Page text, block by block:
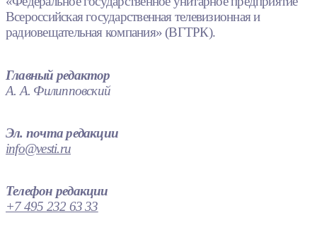
Всероссийская государственная телевизионная и
радиовещательная компания» (ВГТРК).
Главный редактор
А. А. Филипповский
Эл. почта редакции
info@vesti.ru
Телефон редакции
+7 495 232 63 33